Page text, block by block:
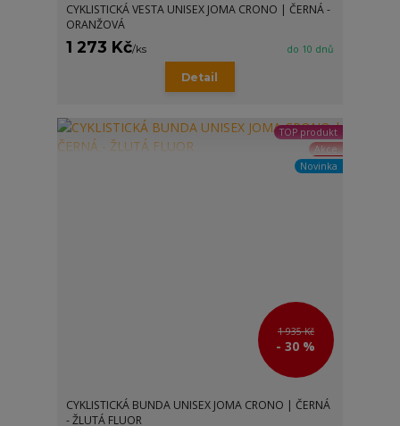
CYKLISTICKÁ VESTA UNISEX JOMA CRONO | ČERNÁ -
ORANŽOVÁ
1 273 Kč/ks do 10 dnů
Detail
TOP produkt
Akce
Novinka
1 935 Kč
- 30 %
CYKLISTICKÁ BUNDA UNISEX JOMA CRONO | ČERNÁ
- ŽLUTÁ FLUOR